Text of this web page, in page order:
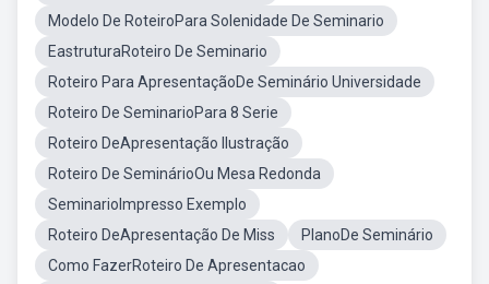
Modelo De RoteiroPara Solenidade De Seminario
EastruturaRoteiro De Seminario
Roteiro Para ApresentaçãoDe Seminário Universidade
Roteiro De SeminarioPara 8 Serie
Roteiro DeApresentação Ilustração
Roteiro De SeminárioOu Mesa Redonda
SeminarioImpresso Exemplo
Roteiro DeApresentação De Miss
PlanoDe Seminário
Como FazerRoteiro De Apresentacao